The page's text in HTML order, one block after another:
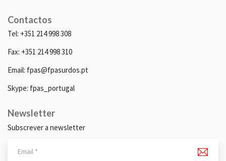
Contactos
Tel: +351 214 998 308
Fax: +351 214 998 310
Email: fpas@fpasurdos.pt
Skype: fpas_portugal
Newsletter
Subscrever a newsletter